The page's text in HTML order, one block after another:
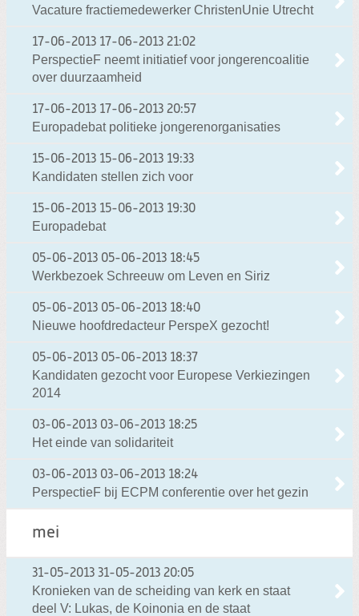
Vacature fractiemedewerker ChristenUnie Utrecht
17-06-2013 17-06-2013 21:02
PerspectieF neemt initiatief voor jongerencoalitie
over duurzaamheid
17-06-2013 17-06-2013 20:57
Europadebat politieke jongerenorganisaties
15-06-2013 15-06-2013 19:33
Kandidaten stellen zich voor
15-06-2013 15-06-2013 19:30
Europadebat
05-06-2013 05-06-2013 18:45
Werkbezoek Schreeuw om Leven en Siriz
05-06-2013 05-06-2013 18:40
Nieuwe hoofdredacteur PerspeX gezocht!
05-06-2013 05-06-2013 18:37
Kandidaten gezocht voor Europese Verkiezingen
2014
03-06-2013 03-06-2013 18:25
Het einde van solidariteit
03-06-2013 03-06-2013 18:24
PerspectieF bij ECPM conferentie over het gezin
mei
31-05-2013 31-05-2013 20:05
Kronieken van de scheiding van kerk en staat
deel V: Lukas, de Koinonia en de staat